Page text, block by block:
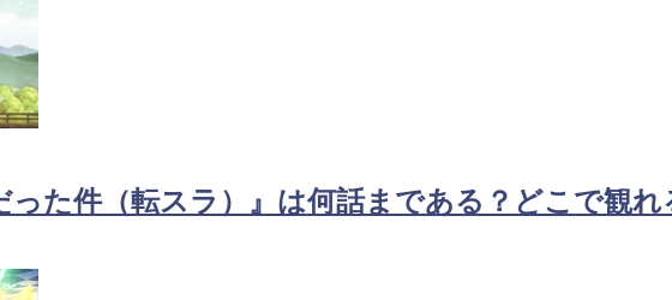
た件（転スラ）』は何話まである？どこで観れ